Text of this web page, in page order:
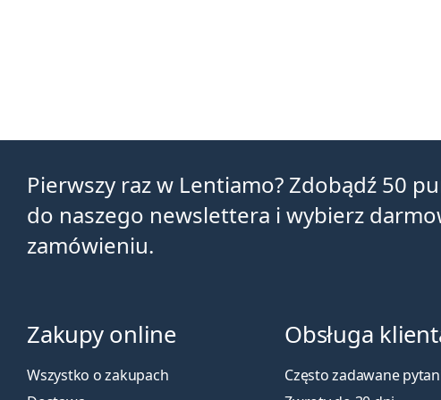
Pierwszy raz w Lentiamo? Zdobądź 50
do naszego newslettera i wybierz
zamówieniu.
Zakupy online
Wszystko o zakupach
Obsługa
Często zadawane